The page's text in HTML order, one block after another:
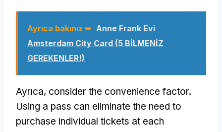
Ayrıca bakınız ➥ Anne Frank Evi
Amsterdam City Card (5 BİLMENİZ
GEREKENLER!)
Ayrıca, consider the convenience factor.
Using a pass can eliminate the need to
purchase individual tickets at each